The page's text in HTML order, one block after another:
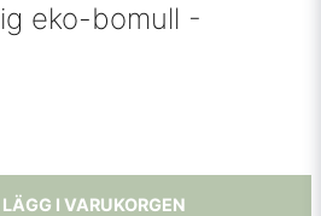
eko-bomull -
LÄGG I VARUKORGEN